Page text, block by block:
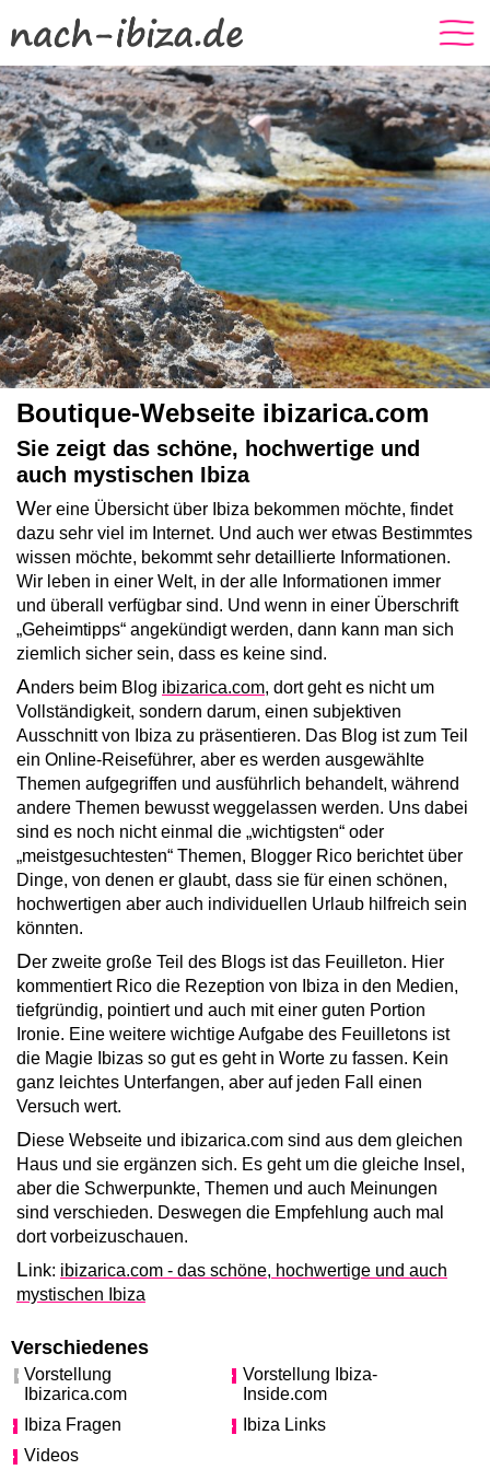
Boutique-Webseite ibizarica.com
Sie zeigt das schöne, hochwertige und
auch mystischen Ibiza
Wer eine Übersicht über Ibiza bekommen möchte, findet
dazu sehr viel im Internet. Und auch wer etwas Bestimmtes
wissen möchte, bekommt sehr detaillierte Informationen.
Wir leben in einer Welt, in der alle Informationen immer
und überall verfügbar sind. Und wenn in einer Überschrift
„Geheimtipps“ angekündigt werden, dann kann man sich
ziemlich sicher sein, dass es keine sind.
Anders beim Blog ibizarica.com, dort geht es nicht um
Vollständigkeit, sondern darum, einen subjektiven
Ausschnitt von Ibiza zu präsentieren. Das Blog ist zum Teil
ein Online-Reiseführer, aber es werden ausgewählte
Themen aufgegriffen und ausführlich behandelt, während
andere Themen bewusst weggelassen werden. Uns dabei
sind es noch nicht einmal die „wichtigsten“ oder
„meistgesuchtesten“ Themen, Blogger Rico berichtet über
Dinge, von denen er glaubt, dass sie für einen schönen,
hochwertigen aber auch individuellen Urlaub hilfreich sein
könnten.
Der zweite große Teil des Blogs ist das Feuilleton. Hier
kommentiert Rico die Rezeption von Ibiza in den Medien,
tiefgründig, pointiert und auch mit einer guten Portion
Ironie. Eine weitere wichtige Aufgabe des Feuilletons ist
die Magie Ibizas so gut es geht in Worte zu fassen. Kein
ganz leichtes Unterfangen, aber auf jeden Fall einen
Versuch wert.
Diese Webseite und ibizarica.com sind aus dem gleichen
Haus und sie ergänzen sich. Es geht um die gleiche Insel,
aber die Schwerpunkte, Themen und auch Meinungen
sind verschieden. Deswegen die Empfehlung auch mal
dort vorbeizuschauen.
Link: ibizarica.com - das schöne, hochwertige und auch
mystischen Ibiza
Verschiedenes
Vorstellung
Ibizarica.com
Vorstellung Ibiza-
Inside.com
Ibiza Fragen
Ibiza Links
Videos